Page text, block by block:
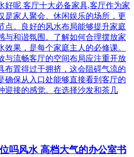
好呢 客厅十大必备家具,客厅作为家
是家人聚会、休闲娱乐的场所，更
点。良好的风水布局能够提升家庭
与和谐氛围。了解如何合理摆放家
效果，是每个家庭主人的必修课。
与流畅客厅的空间布局应注重开放
布置得过于拥挤，这会阻碍气流的
确保从入口处能够直接看到客厅的
迎接的感觉。在选择沙发和茶几
吗风水 高档大气的办公室书